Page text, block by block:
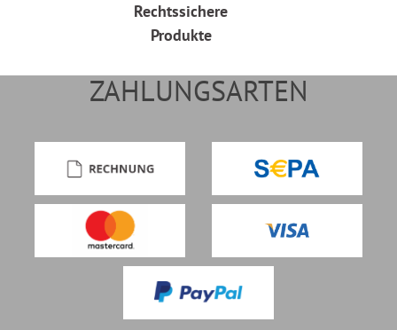
Rechtssichere
Produkte
ZAHLUNGSARTEN